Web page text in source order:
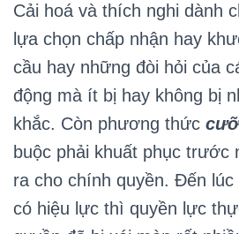
Cải hoá và thích nghi dành
lựa chọn chấp nhận hay
cầu hay những đòi hỏi của
động mà ít bị hay không bị
khắc. Còn phương thức
buộc phải khuất phục trước
ra cho chính quyền. Đến
có hiệu lực thì quyền lực